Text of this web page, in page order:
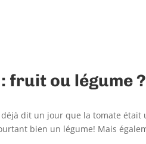
fruit ou légume ?
dit un jour que la tomate
bien un légume! Mais